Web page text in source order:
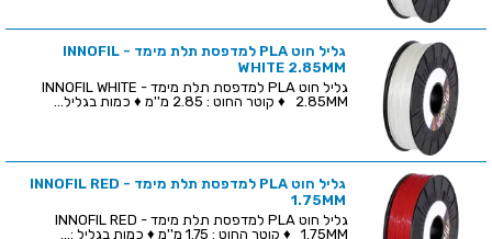
גליל חוט PLA למדפסת תלת מימד - INNOFIL
WHITE 2.85MM
גליל חוט PLA למדפסת תלת מימד - INNOFIL WHITE
2.85MM ♦ קוטר החוט : 2.85 מ''מ ♦ כמות בגליל...
גליל חוט PLA למדפסת תלת מימד - INNOFIL RED
1.75MM
גליל חוט PLA למדפסת תלת מימד - INNOFIL RED
1.75MM ♦ קוטר החוט : 1.75 מ''מ ♦ כמות בגליל :...